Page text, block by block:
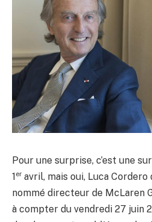
Pour une surprise, c’est une
1er avril, mais oui, Luca
nommé directeur de McLaren
à compter du vendredi 27 juin